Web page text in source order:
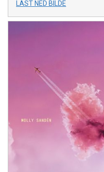
LAST NED BILDE